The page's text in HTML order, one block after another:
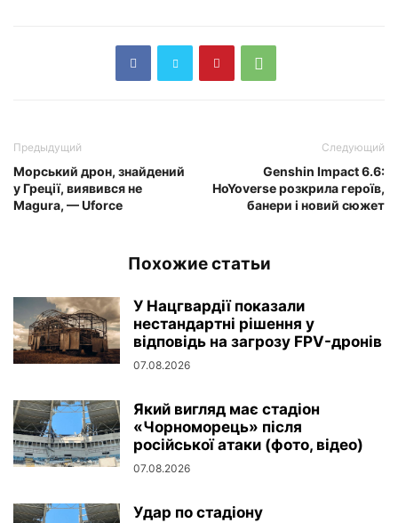
Предыдущий
Морський дрон, знайдений
у Греції, виявився не
Magura, — Uforce
Следующий
Genshin Impact 6.6:
HoYoverse розкрила героїв,
банери і новий сюжет
Похожие статьи
У Нацгвардії показали
нестандартні рішення у
відповідь на загрозу FPV-дронів
07.08.2026
Який вигляд має стадіон
«Чорноморець» після
російської атаки (фото, відео)
07.08.2026
Удар по стадіону